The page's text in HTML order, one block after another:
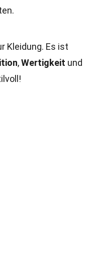
Kleidung. Es ist
,Wertigkeit und